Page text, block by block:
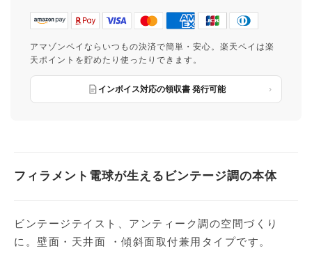
アマゾンペイならいつもの決済で簡単・安心。楽天ペイは楽
天ポイントを貯めたり使ったりできます。
インボイス対応の領収書 発行可能
フィラメント電球が生えるビンテージ調の本体
ビンテージテイスト、アンティーク調の空間づくり
に。壁面・天井面 ・傾斜面取付兼用タイプです。